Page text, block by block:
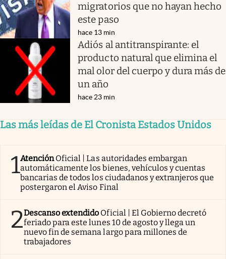
migratorios que no hayan hecho
este paso
hace 13 min
Adiós al antitranspirante: el
producto natural que elimina el
mal olor del cuerpo y dura más de
un año
hace 23 min
Las más leídas de El Cronista Estados Unidos
1AtenciónOficial | Las autoridades embargan
automáticamente los bienes, vehículos y cuentas
bancarias de todos los ciudadanos y extranjeros que
postergaron el Aviso Final
2Descanso extendido Oficial | El Gobierno decretó
feriado para este lunes 10 de agosto y llega un
nuevo fin de semana largo para millones de
trabajadores